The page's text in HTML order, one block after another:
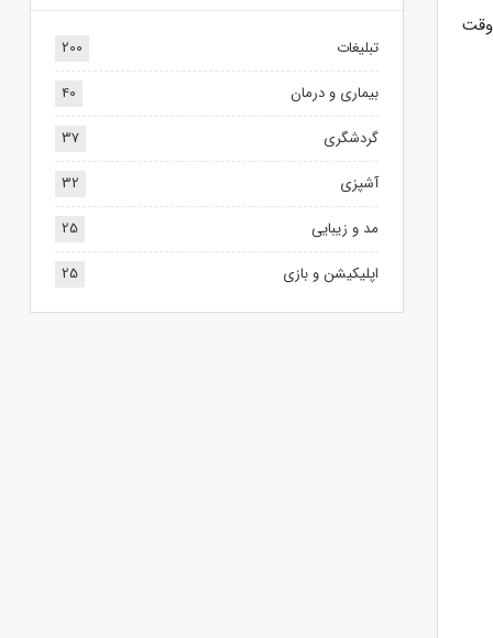
تبلیغات
200
بیماری و درمان
40
گردشگری
37
آشپزی
32
مد و زیبایی
25
اپلیکیشن و بازی
25